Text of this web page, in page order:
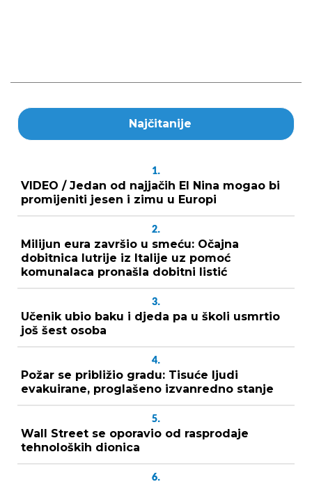
Najčitanije
1.
VIDEO / Jedan od najjačih El Nina mogao bi
promijeniti jesen i zimu u Europi
2.
Milijun eura završio u smeću: Očajna
dobitnica lutrije iz Italije uz pomoć
komunalaca pronašla dobitni listić
3.
Učenik ubio baku i djeda pa u školi usmrtio
još šest osoba
4.
Požar se približio gradu: Tisuće ljudi
evakuirane, proglašeno izvanredno stanje
5.
Wall Street se oporavio od rasprodaje
tehnoloških dionica
6.